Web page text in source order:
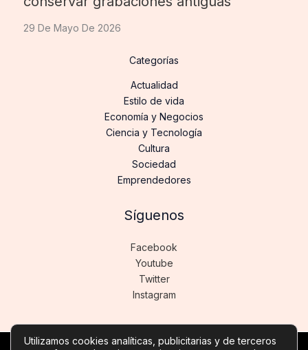
29 De Mayo De 2026
Categorías
Actualidad
Estilo de vida
Economía y Negocios
Ciencia y Tecnología
Cultura
Sociedad
Emprendedores
Síguenos
Facebook
Youtube
Twitter
Instagram
Utilizamos cookies analíticas, publicitarias y de terceros